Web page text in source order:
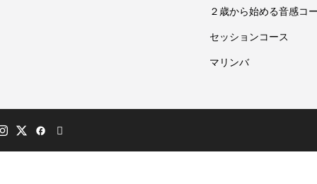
２歳から始める音感コ
セッションコース
マリンバ